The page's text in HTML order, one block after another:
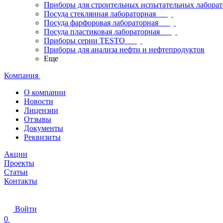
Приборы для строительных испытательных
Посуда стеклянная лабораторная
Посуда фарфоровая лабораторная
Посуда пластиковая лабораторная
Приборы серии TESTO
Приборы для анализа нефти и нефтепродуктов
Еще
Компания
О компании
Новости
Лицензии
Отзывы
Документы
Реквизиты
Акции
Проекты
Статьи
Контакты
Войти
0